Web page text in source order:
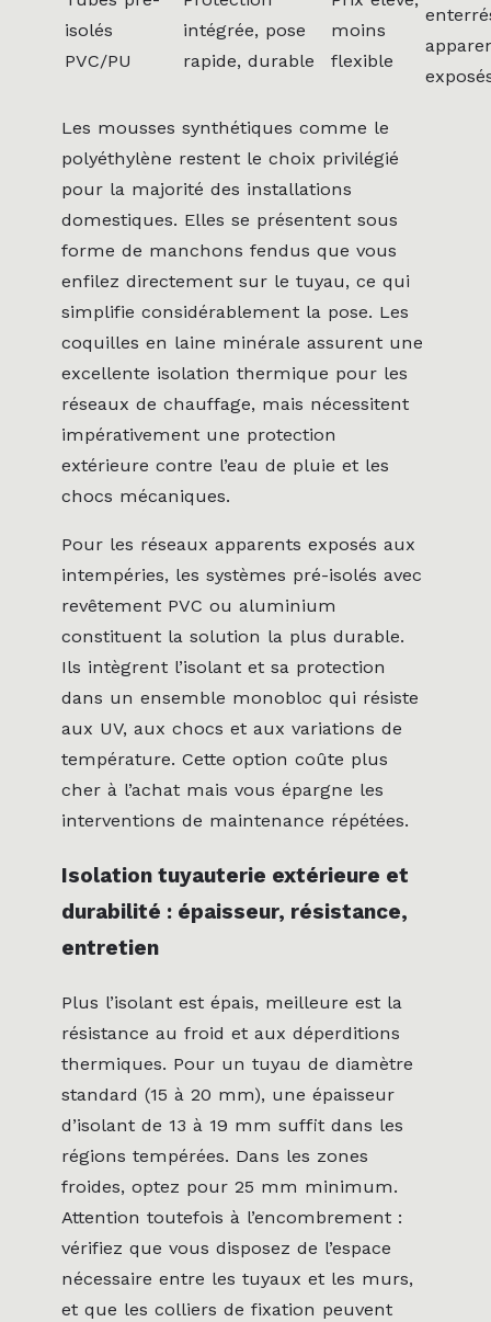
isolés
PVC/PU
intégrée, pose
rapide, durable
moins
flexible
Les mousses synthétiques comme le
polyéthylène restent le choix privilégié
pour la majorité des installations
domestiques. Elles se présentent sous
forme de manchons fendus que vous
enfilez directement sur le tuyau, ce qui
simplifie considérablement la pose. Les
coquilles en laine minérale assurent une
excellente isolation thermique pour les
réseaux de chauffage, mais nécessitent
impérativement une protection
extérieure contre l’eau de pluie et les
chocs mécaniques.
Pour les réseaux apparents exposés aux
intempéries, les systèmes pré-isolés avec
revêtement PVC ou aluminium
constituent la solution la plus durable.
Ils intègrent l’isolant et sa protection
dans un ensemble monobloc qui résiste
aux UV, aux chocs et aux variations de
température. Cette option coûte plus
cher à l’achat mais vous épargne les
interventions de maintenance répétées.
Isolation tuyauterie extérieure et
durabilité : épaisseur, résistance,
entretien
Plus l’isolant est épais, meilleure est la
résistance au froid et aux déperditions
thermiques. Pour un tuyau de diamètre
standard (15 à 20 mm), une épaisseur
d’isolant de 13 à 19 mm suffit dans les
régions tempérées. Dans les zones
froides, optez pour 25 mm minimum.
Attention toutefois à l’encombrement :
vérifiez que vous disposez de l’espace
nécessaire entre les tuyaux et les murs,
et que les colliers de fixation peuvent